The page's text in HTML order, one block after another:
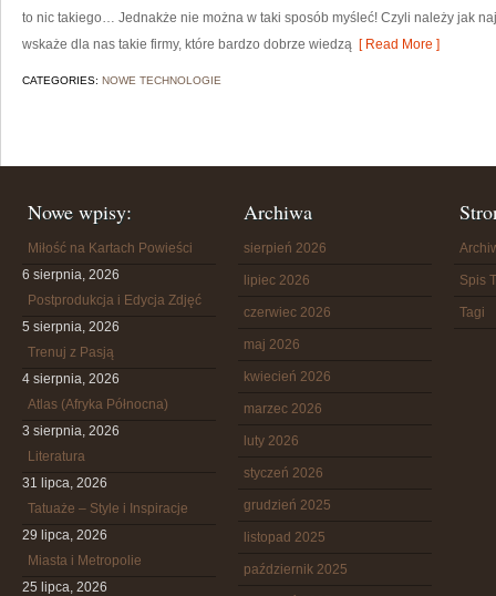
to nic takiego… Jednakże nie można w taki sposób myśleć! Czyli należy jak
wskaże dla nas takie firmy, które bardzo dobrze wiedzą [ Read More ]
CATEGORIES: NOWE TECHNOLOGIE
Nowe wpisy:
Miłość na Kartach Powieści
6 sierpnia, 2026
Postprodukcja i Edycja Zdjęć
5 sierpnia, 2026
Trenuj z Pasją
4 sierpnia, 2026
Atlas (Afryka Północna)
3 sierpnia, 2026
Literatura
31 lipca, 2026
Tatuaże – Style i Inspiracje
29 lipca, 2026
Miasta i Metropolie
25 lipca, 2026
Archiwa
sierpień 2026
lipiec 2026
czerwiec 2026
maj 2026
kwiecień 2026
marzec 2026
luty 2026
styczeń 2026
grudzień 2025
listopad 2025
październik 2025
Spis
Tagi